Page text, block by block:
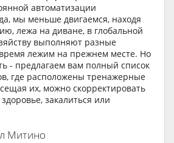
автоматизации
мы меньше двигаемся, находя
лежа на диване, в глобальной
выполняют разные
лежим на прежнем месте. Но
- предлагаем вам полный список
где расположены тренажерные
их, можно скорректировать
закалиться или
Митино